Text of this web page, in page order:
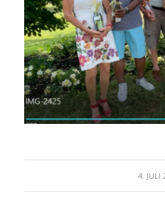
4. JULI